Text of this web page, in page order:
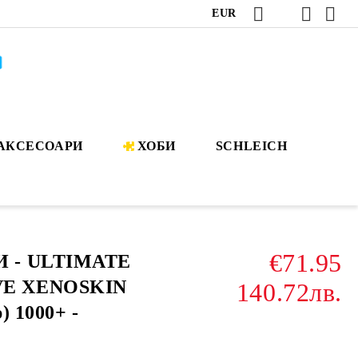
EUR
ХОБИ SCHLEICH
ULTIMATE
XENOSKIN
1000+ -
€71.95
140.72лв.